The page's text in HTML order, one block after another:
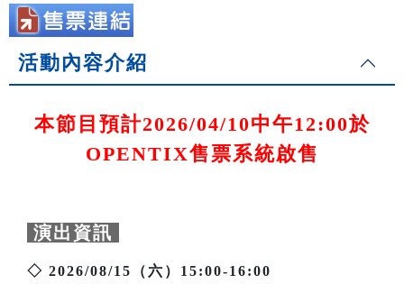
活動內容介紹
本節目預計2026/04/10中午12:00於
OPENTIX售票系統啟售
演出資訊
◇ 2026/08/15（六）15:00-16:00